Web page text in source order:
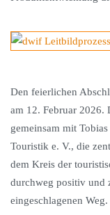
Den feierlichen
am 12. Februar 2026.
gemeinsam mit
Touristik e. V., die
dem Kreis der
durchweg positiv und
eingeschlagenen Weg.